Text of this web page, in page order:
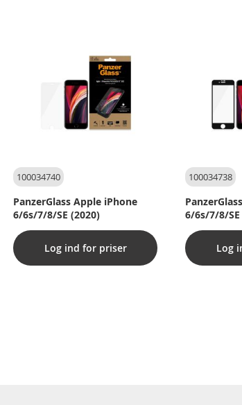
100034740
PanzerGlass Apple iPhone
6/6s/7/8/SE (2020)
Log ind for priser
100034738
6/6s/7/8/SE
Friendly,
Log